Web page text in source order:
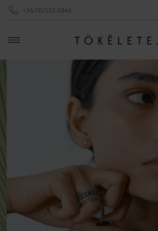
+36-70/555-5848